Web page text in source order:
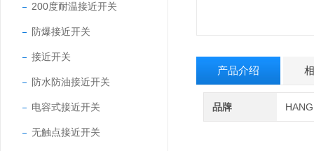
200度耐温接近开关
防爆接近开关
接近开关
防水防油接近开关
电容式接近开关
无触点接近开关
产品介绍
品牌